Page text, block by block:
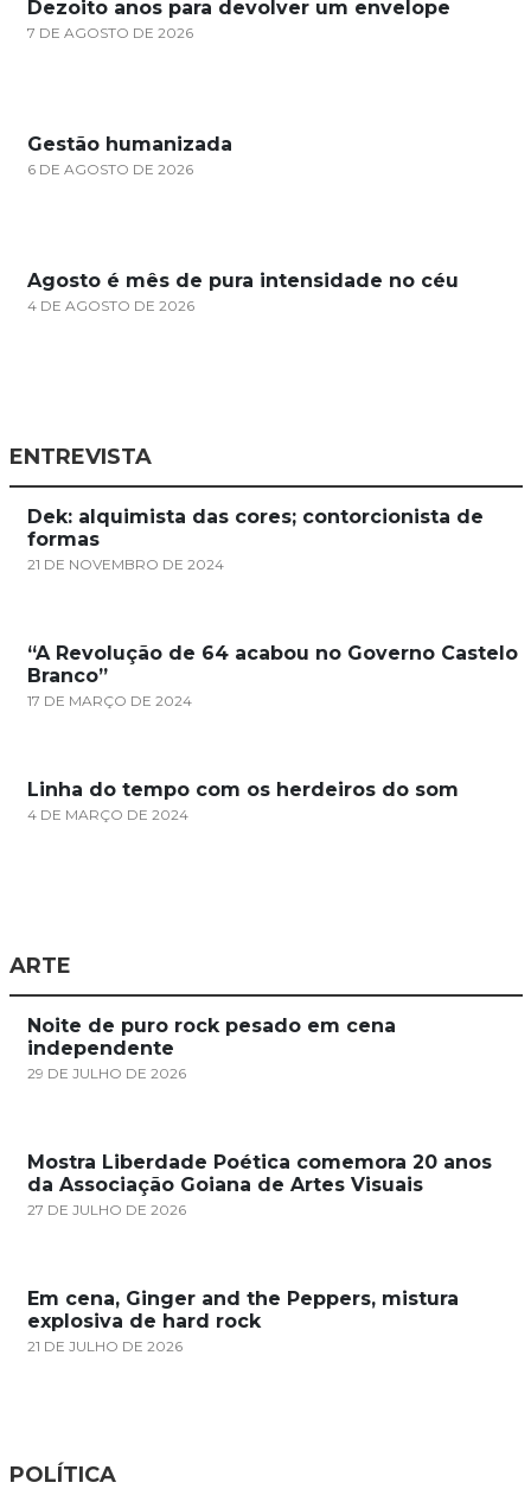
Dezoito anos para devolver um envelope
7 DE AGOSTO DE 2026
Gestão humanizada
6 DE AGOSTO DE 2026
Agosto é mês de pura intensidade no céu
4 DE AGOSTO DE 2026
ENTREVISTA
Dek: alquimista das cores; contorcionista de
formas
21 DE NOVEMBRO DE 2024
“A Revolução de 64 acabou no Governo Castelo
Branco”
17 DE MARÇO DE 2024
Linha do tempo com os herdeiros do som
4 DE MARÇO DE 2024
ARTE
Noite de puro rock pesado em cena
independente
29 DE JULHO DE 2026
Mostra Liberdade Poética comemora 20 anos
da Associação Goiana de Artes Visuais
27 DE JULHO DE 2026
Em cena, Ginger and the Peppers, mistura
explosiva de hard rock
21 DE JULHO DE 2026
POLÍTICA